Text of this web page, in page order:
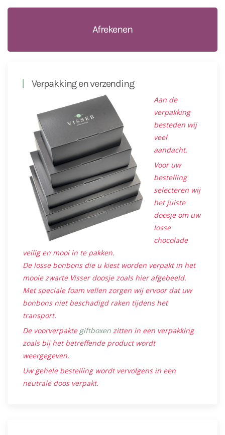
Afrekenen
Verpakking en verzending
Aan de
verpakking
besteden wij
veel
aandacht.
Voor uw
bestelling
selecteren wij
het juiste
doosje om uw
losse
chocolade
veilig en mooi in te pakken.
De losse bonbons die u kiest worden verpakt in het
mooie zwarte Visser doosje zoals hier afgebeeld.
Met speciale foam vellen zorgen wij ervoor dat uw
bonbons niet beschadigd raken tijdens het
transport.
De voorverpakte giftboxen zitten in een verpakking
zoals bij het betreffende product wordt
weergegeven.
Uw gehele bestelling wordt vervolgens in een
neutrale doos verpakt.